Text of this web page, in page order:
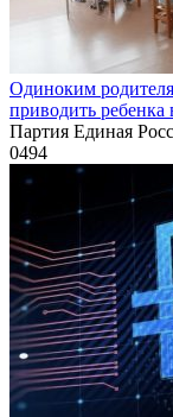
Одиноким
приводить
Партия Единая
0494